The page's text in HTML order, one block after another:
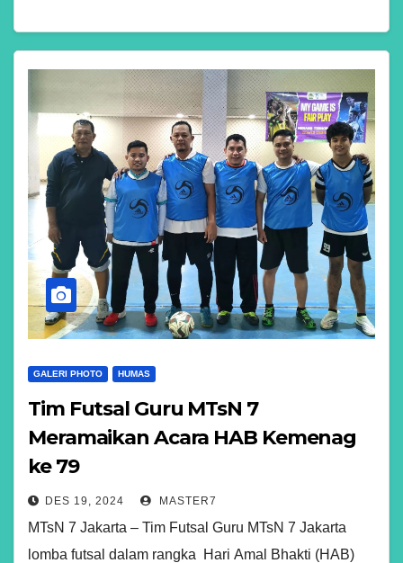
GALERI PHOTO HUMAS
Tim Futsal Guru MTsN 7
Meramaikan Acara HAB Kemenag
ke 79
DES 19, 2024 MASTER7
MTsN 7 Jakarta – Tim Futsal Guru MTsN 7 Jakarta
lomba futsal dalam rangka Hari Amal Bhakti (HAB)